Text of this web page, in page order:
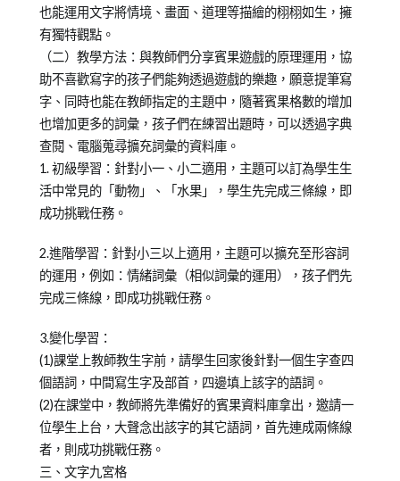
也能運用文字將情境、畫面、道理等描繪的栩栩如生，擁
有獨特觀點。
（二）教學方法：與教師們分享賓果遊戲的原理運用，協
助不喜歡寫字的孩子們能夠透過遊戲的樂趣，願意提筆寫
字、同時也能在教師指定的主題中，隨著賓果格數的增加
也增加更多的詞彙，孩子們在練習出題時，可以透過字典
查閱、電腦蒐尋擴充詞彙的資料庫。
1. 初級學習：針對小一、小二適用，主題可以訂為學生生
活中常見的「動物」、「水果」，學生先完成三條線，即
成功挑戰任務。
2.進階學習：針對小三以上適用，主題可以擴充至形容詞
的運用，例如：情緒詞彙（相似詞彙的運用），孩子們先
完成三條線，即成功挑戰任務。
3.變化學習：
(1)課堂上教師教生字前，請學生回家後針對一個生字查四
個語詞，中間寫生字及部首，四邊填上該字的語詞。
(2)在課堂中，教師將先準備好的賓果資料庫拿出，邀請一
位學生上台，大聲念出該字的其它語詞，首先連成兩條線
者，則成功挑戰任務。
三、文字九宮格